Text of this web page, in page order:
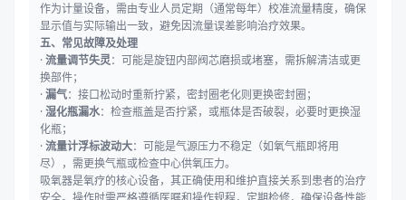
作为计量设备，需由专业人员定期（通常每年）校准流量精度，确保
显示值与实际输出一致，避免因流量误差影响治疗效果。
五、常见故障及处理
·流量调节失灵：可能是旋钮内部阀芯磨损或堵塞，需拆解清洁或更
换部件；
·漏气：接口松动时重新拧紧，密封圈老化则更换密封圈；
·湿化瓶漏水：检查瓶盖是否拧紧，或瓶体是否破裂，必要时更换湿
化瓶；
·流量计浮标波动大：可能是气源压力不稳定（如氧气瓶即将用
尽），需更换气瓶或检查中心供氧压力。
吸氧器是氧疗的核心设备，其正确使用和维护直接关系到患者的治疗